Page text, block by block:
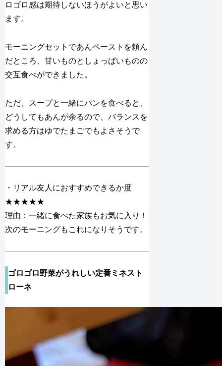
ロゴロ感は期待しないほうがよいと思い
ます。
モーニングセットであんペーストを頼ん
だところ、甘いものとしょっぱいものの
交互食べができました。
ただ、スープと一緒にパンを食べると、
どうしてもあんが余るので、バランスを
求める方はゆでたまごでもよさそうで
す。
・リアル友人におすすめできるか度
★★★★★
理由：一緒に食べた家族もお気に入り！
次のモーニングもこれになりそうです。
ゴロゴロ野菜がうれしい定番ミネスト
ローネ